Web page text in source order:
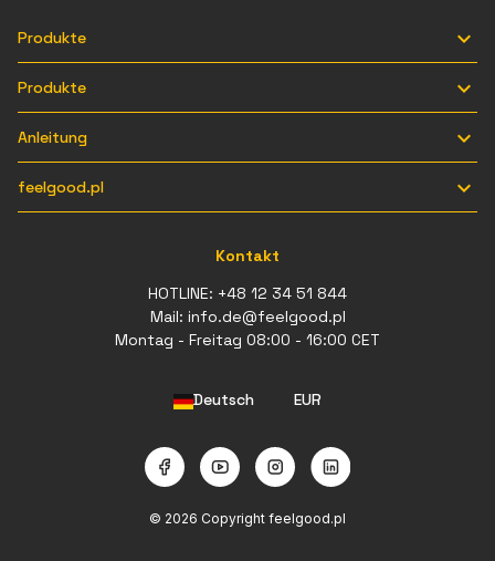
Produkte 
Produkte 
Anleitung 
feelgood.pl 
Kontakt
HOTLINE: +48 12 34 51 844
Mail: info.de@feelgood.pl
Montag - Freitag 08:00 - 16:00 CET
Deutsch EUR
© 2026 Copyright feelgood.pl